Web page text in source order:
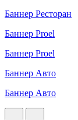
Баннер Ресторан
Баннер Proel
Баннер Proel
Баннер Авто
Баннер Авто